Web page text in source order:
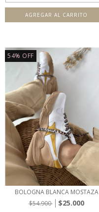
AGREGAR AL CARRITO
54% OFF
BOLOGNA BLANCA MOSTAZA
$54.900
$25.000